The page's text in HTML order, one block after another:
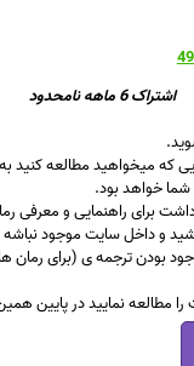
قیمت
تومان 499,000اشتراک 6 ماهه نامحدود
هایی که میخواهید مطالعه
شما خواهد بود.
و داخل سایت موجود
بودن ترجمه ی (برای رمان
را مطالعه نمایید در پایین